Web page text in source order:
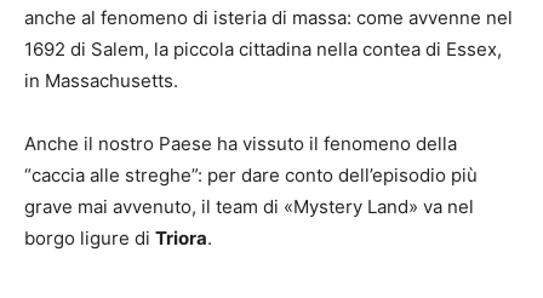
anche al fenomeno di isteria di massa: come avvenne nel
1692 di Salem, la piccola cittadina nella contea di Essex,
in Massachusetts.
Anche il nostro Paese ha vissuto il fenomeno della
“caccia alle streghe”: per dare conto dell’episodio più
grave mai avvenuto, il team di «Mystery Land» va nel
borgo ligure di Triora.